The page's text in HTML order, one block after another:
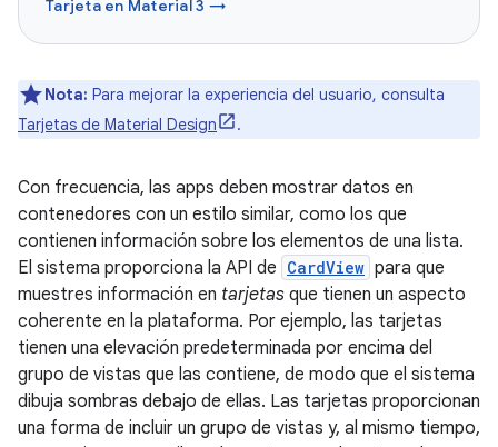
Tarjeta en Material 3 →
Nota: Para mejorar la experiencia del usuario, consulta
Tarjetas de Material Design
.
Con frecuencia, las apps deben mostrar datos en
contenedores con un estilo similar, como los que
contienen información sobre los elementos de una lista.
El sistema proporciona la API de CardView para que
muestres información en tarjetas que tienen un aspecto
coherente en la plataforma. Por ejemplo, las tarjetas
tienen una elevación predeterminada por encima del
grupo de vistas que las contiene, de modo que el sistema
dibuja sombras debajo de ellas. Las tarjetas proporcionan
una forma de incluir un grupo de vistas y, al mismo tiempo,